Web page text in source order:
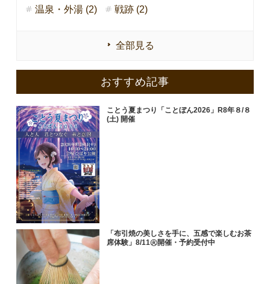
温泉・外湯 (2)
戦跡 (2)
全部見る
おすすめ記事
ことう夏まつり「ことぼん2026」R8年８/８
(土) 開催
「布引焼の美しさを手に、五感で楽しむお茶
席体験」8/11㊋開催・予約受付中